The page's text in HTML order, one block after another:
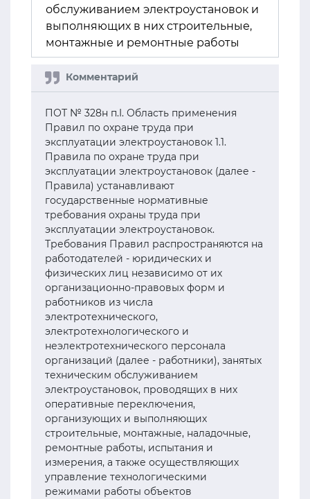
обслуживанием электроустановок и
выполняющих в них строительные,
монтажные и ремонтные работы
ПОТ № 328н п.I. Область применения
Правил по охране труда при
эксплуатации электроустановок 1.1.
Правила по охране труда при
эксплуатации электроустановок (далее -
Правила) устанавливают
государственные нормативные
требования охраны труда при
эксплуатации электроустановок.
Требования Правил распространяются на
работодателей - юридических и
физических лиц независимо от их
организационно-правовых форм и
работников из числа
электротехнического,
электротехнологического и
неэлектротехнического персонала
организаций (далее - работники), занятых
техническим обслуживанием
электроустановок, проводящих в них
оперативные переключения,
организующих и выполняющих
строительные, монтажные, наладочные,
ремонтные работы, испытания и
измерения, а также осуществляющих
управление технологическими
режимами работы объектов